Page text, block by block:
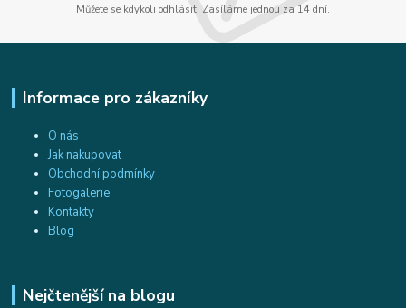
Můžete se kdykoli odhlásit. Zasíláme jednou za 14 dní.
Informace pro zákazníky
O nás
Jak nakupovat
Obchodní podmínky
Fotogalerie
Kontakty
Blog
Nejčtenější na blogu